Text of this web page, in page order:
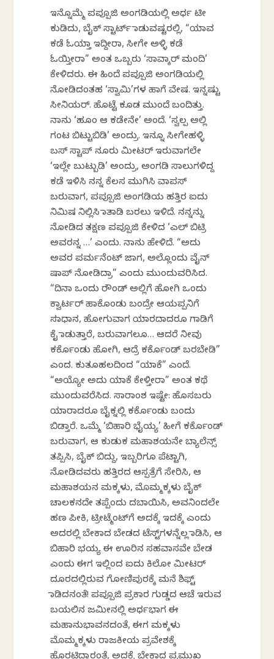
ಇನ್ನೊಮ್ಮೆ ಪಪ್ಪೂಜಿ ಅಂಗಡಿಯಲ್ಲಿ ಅರ್ಧ ಟೀ
ಕುಡಿದು, ಬೈಕ್ ಸ್ಟಾರ್ಟ್ ಮಾಡುವಷ್ಟರಲ್ಲಿ, “ಯಾವ
ಕಡೆ ಓಯ್ತಾ ಇದ್ದೀರಾ, ಸೀಗೇ ಅಳ್ಳಿ ಕಡೆ
ಓಯ್ತೀರಾ” ಅಂತ ಒಬ್ಬರು ‘ಸಾವ್ಕಾರ್ ಮಂದಿ’
ಕೇಳಿದರು. ಈ ಹಿಂದೆ ಪಪ್ಪೂಜಿ ಅಂಗಡಿಯಲ್ಲಿ
ನೋಡಿದಂತಹ ‘ಸ್ವಾಮಿ’ಗಳ ಹಾಗೆ ವೇಷ. ಇನ್ನಷ್ಟು
ಸೀನಿಯರ್. ಹೊಟ್ಟೆ ಕೂಡ ಮುಂದೆ ಬಂದಿತ್ತು.
ನಾನು ‘ಹೂಂ ಆ ಕಡೇನೇ’ ಅಂದೆ. ‘ಸ್ವಲ್ಪ ಅಲ್ಲಿ
ಗಂಟ ಬಿಟ್ಟುಬಿಡಿ’ ಅಂದ್ರು. ಇನ್ನೂ ಸೀಗೇಹಳ್ಳಿ
ಬಸ್ ಸ್ಟಾಪ್ ನೂರು ಮೀಟರ್ ಇರುವಾಗಲೇ
‘ಇಲ್ಲೇ ಬುಟ್ಬುಡಿ’ ಅಂದ್ರು, ಅಂಗಡಿ ಸಾಲುಗಳಿದ್ದ
ಕಡೆ ಇಳಿಸಿ ನನ್ನ ಕೆಲಸ ಮುಗಿಸಿ ವಾಪಸ್
ಬರುವಾಗ, ಪಪ್ಪೂಜಿ ಅಂಗಡಿಯ ಹತ್ತಿರ ಐದು
ನಿಮಿಷ ನಿಲ್ಲಿಸಿ ಮಾತಾಡಿ ಬರಲು ಇಳಿದೆ. ನನ್ನನ್ನು
ನೋಡಿದ ತಕ್ಷಣ ಪಪ್ಪೂಜಿ ಕೇಳಿದ ‘ಎಲ್ ಬಿಟ್ರಿ
ಅವರನ್ನ …’ ಎಂದು. ನಾನು ಹೇಳಿದೆ. “ಅದು
ಅವರ ಪರ್ಮನೆಂಟ್ ಜಾಗ, ಅಲ್ಲೊಂದು ವೈನ್
ಷಾಪ್ ನೋಡಿದ್ರಾ” ಎಂದು ಮುಂದುವರಿಸಿದ.
“ದಿನಾ ಒಂದು ರೌಂಡ್ ಅಲ್ಲಿಗೆ ಹೋಗಿ ಒಂದು
ಕ್ವಾರ್ಟರ್ ಹಾಕೊಂಡು ಬಂದ್ರೇ ಆಯಪ್ಪನಿಗೆ
ಸಮಾಧಾನ, ಹೋಗುವಾಗ ಯಾರದಾದರೂ ಗಾಡಿಗೆ
ಕೈ ಮಾಡುತ್ತಾರೆ, ಬರುವಾಗಲೂ… ಆದರೆ ನೀವು
ಕರ್ಕೊಂಡು ಹೋಗಿ, ಆದ್ರೆ ಕರ್ಕೊಂಡ್ ಬರಬೇಡಿ”
ಎಂದ. ಕುತೂಹಲದಿಂದ “ಯಾಕೆ” ಎಂದೆ.
“ಅಯ್ಯೋ ಅದು ಯಾಕೆ ಕೇಳ್ತೀರಾ” ಅಂತ ಕಥೆ
ಮುಂದುವರೆಸಿದ. ಸಾರಾಂಶ ಇಷ್ಟೇ: ಹೊಸಬರು
ಯಾರಾದರೂ ಬೈಕ್ನಲ್ಲಿ ಕರ್ಕೊಂಡು ಬಂದು
ಬಿಡ್ತಾರೆ. ಒಮ್ಮೆ ‘ಬಿಹಾರಿ ಭೈಯ್ಯ’ ಹೀಗೆ ಕರ್ಕೊಂಡ್
ಬರುವಾಗ, ಆ ಕುಡುಕ ಮಹಾಶಯನೇ ಬ್ಯಾಲೆನ್ಸ್
ತಪ್ಪಿಸಿ, ಬೈಕ್ ಬಿದ್ದು, ಇಬ್ಬರಿಗೂ ಪೆಟ್ಟಾಗಿ,
ನೋಡಿದವರು ಹತ್ತಿರದ ಆಸ್ಪತ್ರೆಗೆ ಸೇರಿಸಿ, ಆ
ಮಹಾಶಯನ ಮಕ್ಕಳು, ಮೊಮ್ಮಕ್ಕಳು ಬೈಕ್
ಚಾಲಕನದೇ ತಪ್ಪೆಂದು ದಬಾಯಿಸಿ, ಅವನಿಂದಲೇ
ಹಣ ಪೀಕಿ, ಟ್ರೀಟ್ಮೆಂಟ್‌ಗೆ ಅದಕ್ಕೆ ಇದಕ್ಕೆ ಎಂದು
ಅದರಲ್ಲಿ ಬೇಕಾದ ಬೇಡದ ಟೆಸ್ಟ್‌ಗಳನ್ನೆಲ್ಲ ಮಾಡಿಸಿ, ಆ
ಬಿಹಾರಿ ಭಯ್ಯ ಈ ಊರಿನ ಸಹವಾಸವೇ ಬೇಡ
ಎಂದು ಈಗ ಇಲ್ಲಿಂದ ಐದು ಕಿಲೋ ಮೀಟರ್
ದೂರದಲ್ಲಿರುವ ಗೋಣಿಪುರಕ್ಕೆ ಮನೆ ಶಿಫ್ಟ್
ಮಾಡಿದನಂತೆ! ಪಪ್ಪೂಜಿ ಪ್ರಕಾರ ಗುಡ್ಡದ ಆಚೆ ಇರುವ
ಬಯಲಿನ ಜಮೀನಲ್ಲಿ ಅರ್ಧಭಾಗ ಈ
ಮಹಾನುಭಾವನದಂತೆ, ಈಗ ಮಕ್ಕಳು
ಮೊಮ್ಮಕ್ಕಳು ರಾಜಕೀಯ ಪ್ರವೇಶಕ್ಕೆ